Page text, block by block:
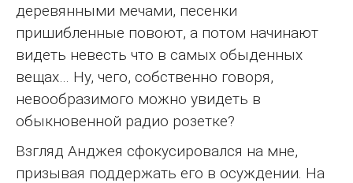
деревянными мечами, песенки
пришибленные повоют, а потом начинают
видеть невесть что в самых обыденных
вещах… Ну, чего, собственно говоря,
невообразимого можно увидеть в
обыкновенной радио розетке?
Взгляд Анджея сфокусировался на мне,
призывая поддержать его в осуждении. На